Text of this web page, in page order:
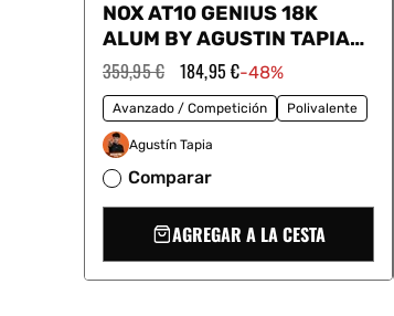
NOX AT10 GENIUS 18K
ALUM BY AGUSTIN TAPIA
2025
Precio
habitual
359,95 € Precio
de
oferta
184,95 €-48%
Avanzado / Competición Polivalente
Agustín Tapia
Comparar
AGREGAR A LA CESTA